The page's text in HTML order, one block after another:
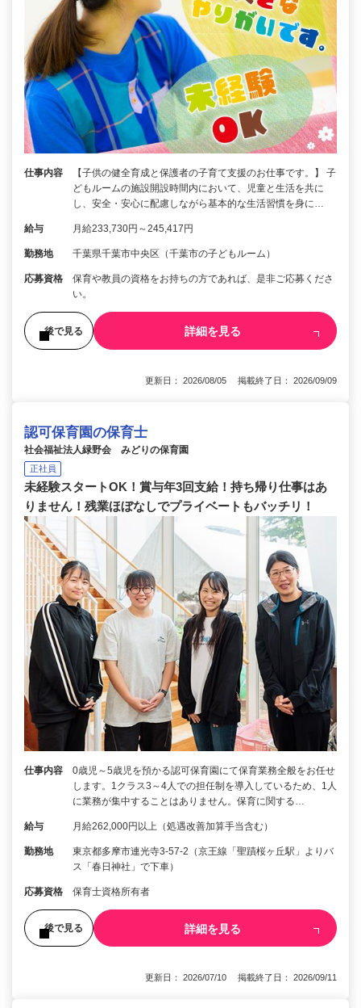
仕事内容
【子供の健全育成と保護者の子育て支援のお仕事です。】 子
どもルームの施設開設時間内において、児童と生活を共に
し、安全・安心に配慮しながら基本的な生活習慣を身に…
給与 月給233,730円～245,417円
勤務地 千葉県千葉市中央区（千葉市の子どもルーム）
応募資格
保育や教員の資格をお持ちの方であれば、是非ご応募くださ
い。
後で見る 詳細を見る
更新日： 2026/08/05 掲載終了日： 2026/09/09
認可保育園の保育士
社会福祉法人緑野会 みどりの保育園
正社員
未経験スタートOK！賞与年3回支給！持ち帰り仕事はあ
りません！残業ほぼなしでプライベートもバッチリ！
仕事内容
0歳児～5歳児を預かる認可保育園にて保育業務全般をお任せ
します。1クラス3～4人での担任制を導入しているため、1人
に業務が集中することはありません。保育に関する…
給与 月給262,000円以上（処遇改善加算手当含む）
勤務地
東京都多摩市連光寺3-57-2（京王線「聖蹟桜ヶ丘駅」よりバ
ス「春日神社」で下車）
応募資格 保育士資格所有者
後で見る 詳細を見る
更新日： 2026/07/10 掲載終了日： 2026/09/11